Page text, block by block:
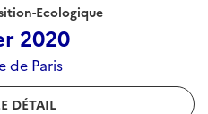
Ecologique
2020
de Paris
DÉTAIL